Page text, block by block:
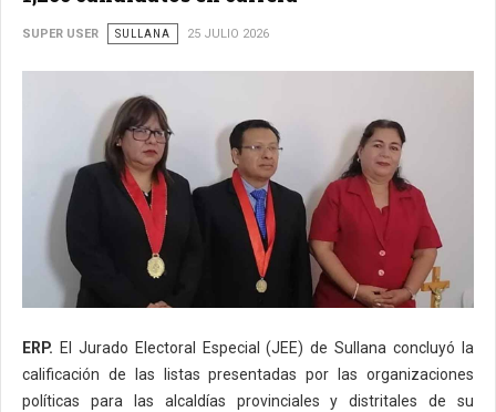
SUPER USER SULLANA 25 JULIO 2026
ERP. El Jurado Electoral Especial (JEE) de Sullana concluyó la
calificación de las listas presentadas por las organizaciones
políticas para las alcaldías provinciales y distritales de su